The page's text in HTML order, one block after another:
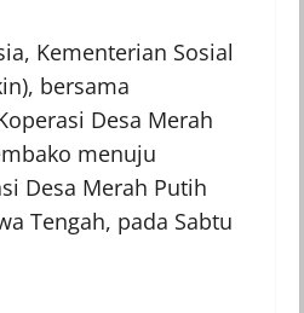
Kementerian Sosial
bersama
Desa Merah
menuju
Desa Merah Putih
Tengah, pada Sabtu